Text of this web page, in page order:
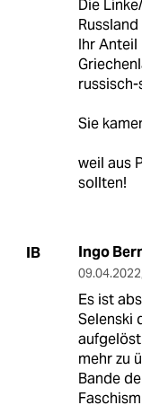
Die
Ihr Anteil
Sie
weil aus
sollten!
IB Ingo
09.04.2022,
Es ist
Selenski
mehr zu
Bande